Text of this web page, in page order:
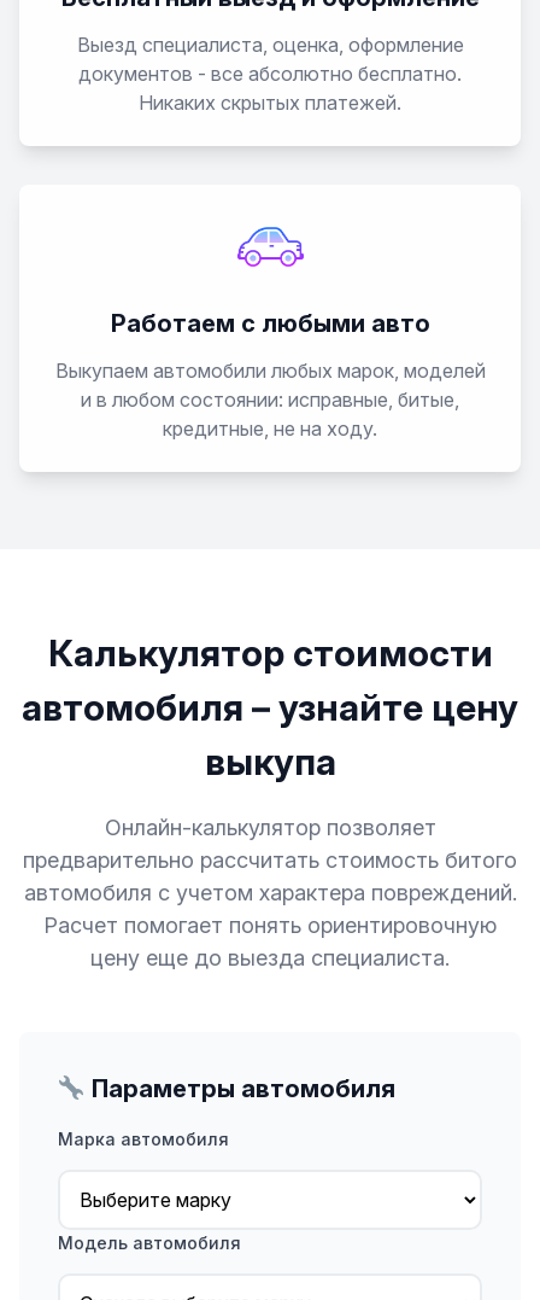
Выезд специалиста, оценка, оформление
документов - все абсолютно бесплатно.
Никаких скрытых платежей.
Работаем с любыми авто
Выкупаем автомобили любых марок, моделей
и в любом состоянии: исправные, битые,
кредитные, не на ходу.
Калькулятор стоимости
автомобиля – узнайте цену
выкупа
Онлайн-калькулятор позволяет
предварительно рассчитать стоимость битого
автомобиля с учетом характера повреждений.
Расчет помогает понять ориентировочную
цену еще до выезда специалиста.
Параметры автомобиля
Марка автомобиля
Модель автомобиля